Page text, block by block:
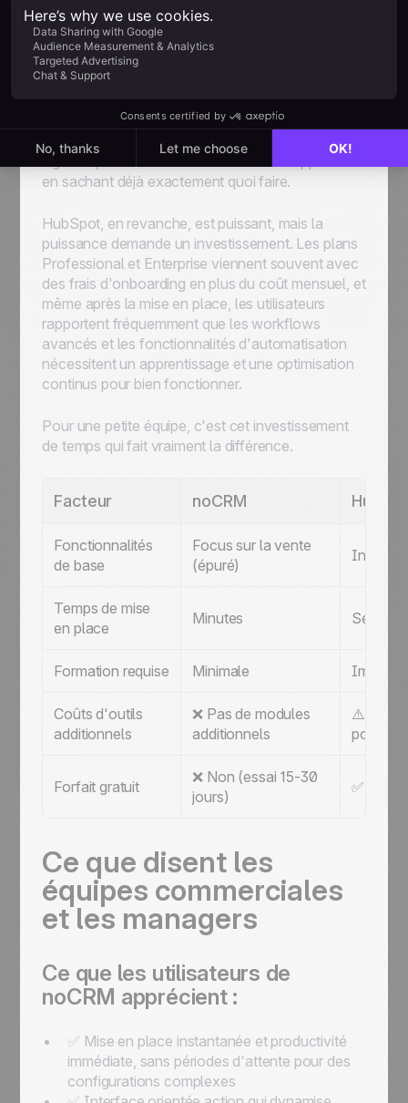
commercial se mesure au temps qu'il faut pour le
mettre en place, l'apprendre, le maintenir et
l'utiliser au quotidien.
Avec noCRM, les équipes rapportent un
onboarding en à peine 10 minutes, et la vue
pipeline avec une prochaine action obligatoire
signifie que les commerciaux ouvrent l'application
en sachant déjà exactement quoi faire.
HubSpot, en revanche, est puissant, mais la
puissance demande un investissement. Les plans
Professional et Enterprise viennent souvent avec
des frais d'onboarding en plus du coût mensuel, et
même après la mise en place, les utilisateurs
rapportent fréquemment que les workflows
avancés et les fonctionnalités d'automatisation
nécessitent un apprentissage et une optimisation
continus pour bien fonctionner.
Pour une petite équipe, c'est cet investissement
de temps qui fait vraiment la différence.
Facteur noCRM
Fonctionnalités
de base
Focus sur la vente
(épuré)
Temps de mise
en place
Minutes
Formation requise Minimale
Coûts d'outils
additionnels
❌ Pas de modules
additionnels
⚠️ Peut
pour
Forfait gratuit
❌ Non (essai 15-30
jours)
✅ Oui
Ce que disent les
équipes commerciales
et les managers
Ce que les utilisateurs de
noCRM apprécient :
✅ Mise en place instantanée et productivité
immédiate, sans périodes d'attente pour des
configurations complexes